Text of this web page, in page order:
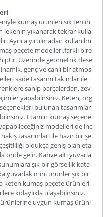
kumaş ürünleri sık tercih
lekenin yıkanarak tekrar kulla
Ayrıca yırtılmadan kullanılm
peçete modelleri,farklı bire
Üzerinde geometrik dese
genç ve canlı bir atmos
sade tasarım takımlar ile
sahip parçalardan, zev
yapabilirsiniz. Keten, org
bulunan tasarımlar
Etamin kumaş seçene
modelleri de inc
tasarımları ile hazır bir şe
oldukça geniş olan eta
önde gelir. Kahve altı yuvarla
şık bir görsellik kata
yuvarlak mini ürünler şık bir
keten kumaş peçete ürünleri
kolaylıkla ulaşabilirsiniz.
ürünlerine uygun kumaş ürünl